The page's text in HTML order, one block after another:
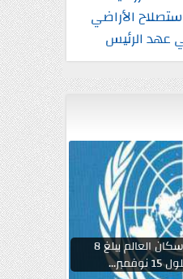
الأراضي
عهد الرئيس
الأمم المتحدة: عدد سكان العالم يبلغ 8